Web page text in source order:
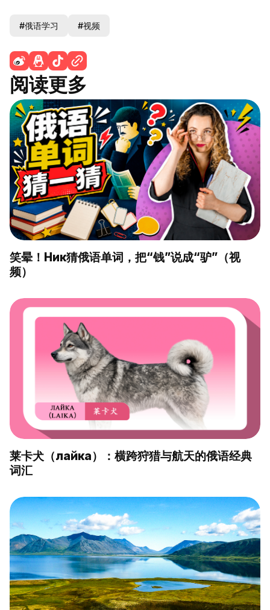
#俄语学习 #视频
阅读更多
笑晕！Ник猜俄语单词，把“钱”说成“驴”（视
频）
莱卡犬（лайка）：横跨狩猎与航天的俄语经典
词汇